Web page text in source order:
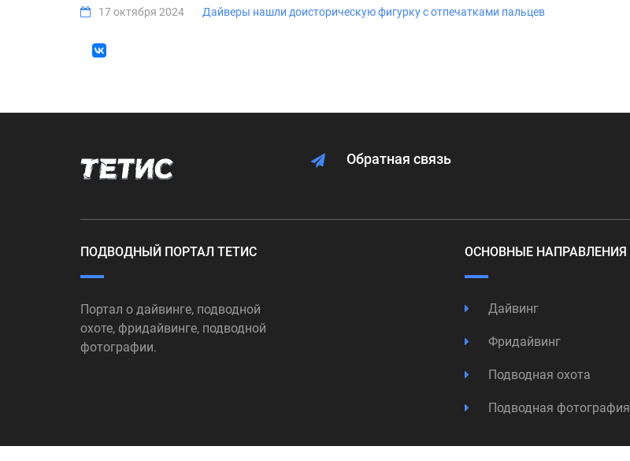
17 октября 2024 Дайверы нашли доисторическую фигурку с отпечатками пальцев
Обратная связь
ПОДВОДНЫЙ ПОРТАЛ ТЕТИС
Портал о дайвинге, подводной
охоте, фридайвинге, подводной
фотографии.
ОСНОВНЫЕ НАПРАВЛЕНИЯ
Дайвинг
Фридайвинг
Подводная охота
Подводная фотография